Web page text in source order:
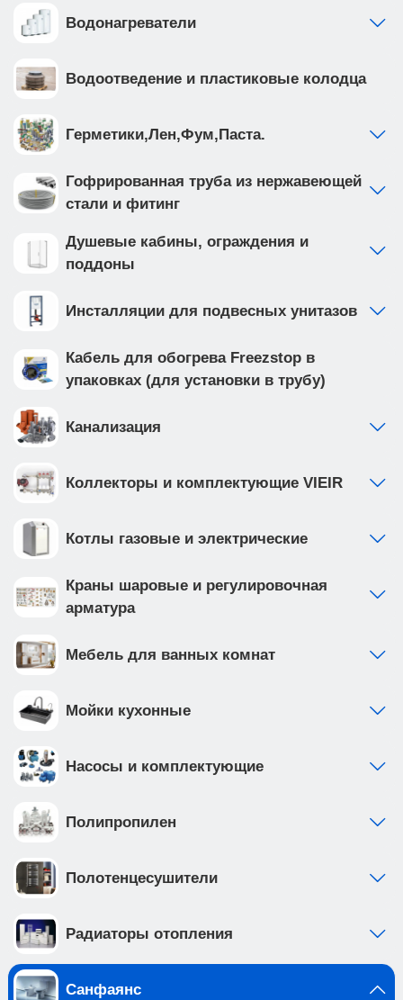
Водонагреватели
Водоотведение и пластиковые колодца
Герметики,Лен,Фум,Паста.
Гофрированная труба из нержавеющей
стали и фитинг
Душевые кабины, ограждения и
поддоны
Инсталляции для подвесных унитазов
Кабель для обогрева Freezstop в
упаковках (для установки в трубу)
Канализация
Коллекторы и комплектующие VIEIR
Котлы газовые и электрические
Краны шаровые и регулировочная
арматура
Мебель для ванных комнат
Мойки кухонные
Насосы и комплектующие
Полипропилен
Полотенцесушители
Радиаторы отопления
Санфаянс